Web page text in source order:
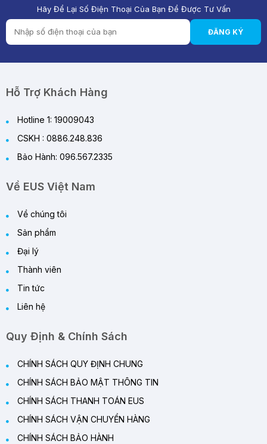
Quạt Tích Điện Pin Lithium vs Pin Ắc Quy: Loại
Nào Đáng Mua Hơn?
28/05/2026
29/05/2026
Hãy Để Lại Số Điện Thoại Của Bạn Để Được Tư Vấn
ĐĂNG KÝ
Hỗ Trợ Khách Hàng
Hotline 1: 19009043
CSKH : 0886.248.836
Bảo Hành: 096.567.2335
Về EUS Việt Nam
Về chúng tôi
Sản phẩm
Đại lý
Thành viên
Tin tức
Liên hệ
Quy Định & Chính Sách
CHÍNH SÁCH QUY ĐỊNH CHUNG
CHÍNH SÁCH BẢO MẬT THÔNG TIN
CHÍNH SÁCH THANH TOÁN EUS
CHÍNH SÁCH VẬN CHUYỂN HÀNG
CHÍNH SÁCH BẢO HÀNH